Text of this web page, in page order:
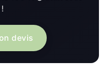
devis